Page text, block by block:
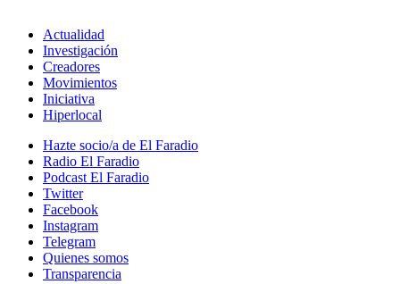
Actualidad
Investigación
Creadores
Movimientos
Iniciativa
Hiperlocal
Hazte socio/a de El Faradio
Radio El Faradio
Podcast El Faradio
Twitter
Facebook
Instagram
Telegram
Quienes somos
Transparencia